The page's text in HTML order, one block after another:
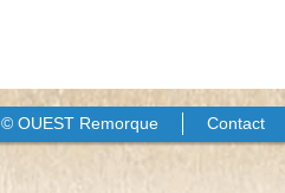
© OUEST Remorque Contact